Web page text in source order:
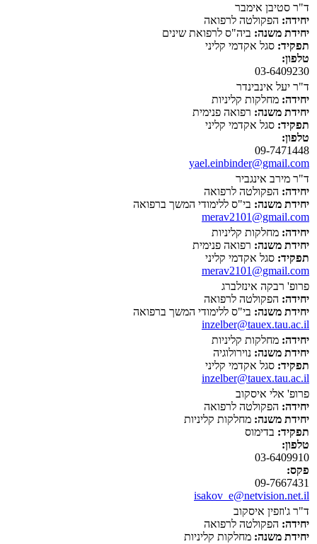
ד"ר סטיבן אימבר
יחידה: הפקולטה לרפואה
יחידת משנה: ביה"ס לרפואת שינים
תפקיד: סגל אקדמי קליני
טלפון:
03-6409230
ד"ר יעל אינבינדר
יחידה: מחלקות קליניות
יחידת משנה: רפואה פנימית
תפקיד: סגל אקדמי קליני
טלפון:
09-7471448
yael.einbinder@gmail.com
ד"ר מירב אינגביר
יחידה: הפקולטה לרפואה
יחידת משנה: בי"ס ללימודי המשך ברפואה
merav2101@gmail.com
יחידה: מחלקות קליניות
יחידת משנה: רפואה פנימית
תפקיד: סגל אקדמי קליני
merav2101@gmail.com
פרופ' רבקה אינזלברג
יחידה: הפקולטה לרפואה
יחידת משנה: בי"ס ללימודי המשך ברפואה
inzelber@tauex.tau.ac.il
יחידה: מחלקות קליניות
יחידת משנה: נוירולוגיה
תפקיד: סגל אקדמי קליני
inzelber@tauex.tau.ac.il
פרופ' אלי איסקוב
יחידה: הפקולטה לרפואה
יחידת משנה: מחלקות קליניות
תפקיד: בדימוס
טלפון:
03-6409910
פקס:
09-7667431
isakov_e@netvision.net.il
ד"ר ג'וזפין איסקוב
יחידה: הפקולטה לרפואה
יחידת משנה: מחלקות קליניות